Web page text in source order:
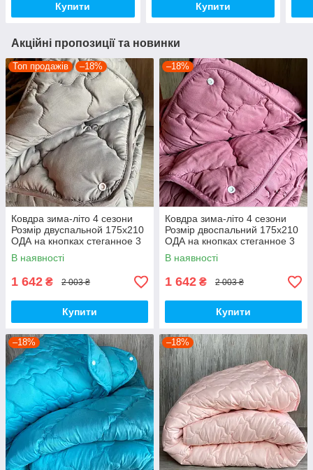
Купити Купити
Акційні пропозиції та новинки
Топ продажів –18%
Ковдра зима-літо 4 сезони
Розмір двуспальной 175х210
ОДА на кнопках стеганное 3
в 1, Колір - Сірий
В наявності
1 642 ₴ 2 003 ₴
Купити
–18%
Ковдра зима-літо 4 сезони
Розмір двоспальний 175x210
ОДА на кнопках стеганное 3
в 1, висока якість
В наявності
1 642 ₴ 2 003 ₴
Купити
–18% –18%